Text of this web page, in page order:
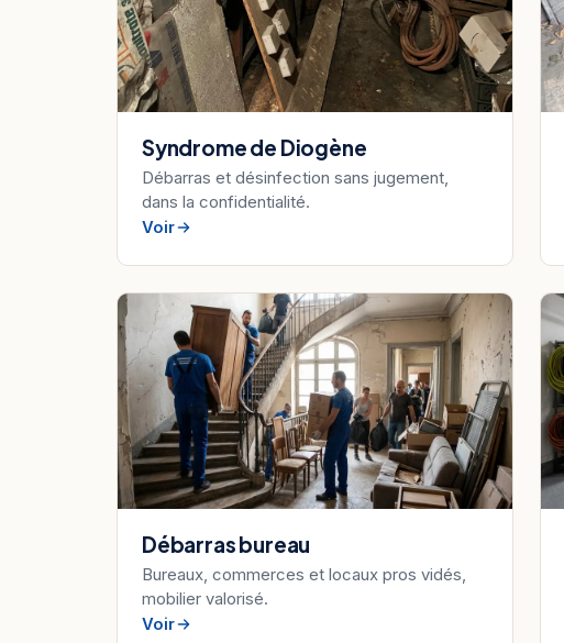
Syndrome de Diogène
Débarras et désinfection sans jugement,
dans la confidentialité.
Voir
Débarras bureau
Bureaux, commerces et locaux pros vidés,
mobilier valorisé.
Voir